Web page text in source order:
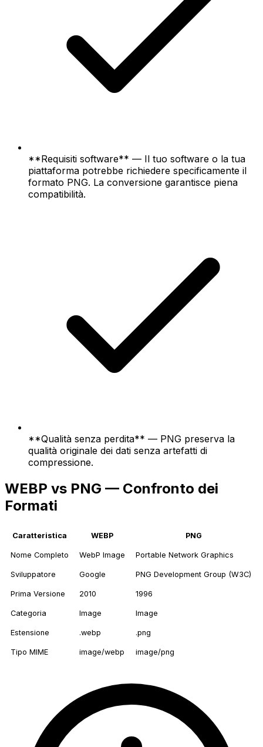
**Requisiti software** — Il tuo software o la tua
piattaforma potrebbe richiedere specificamente il
formato PNG. La conversione garantisce piena
compatibilità.
**Qualità senza perdita** — PNG preserva la
qualità originale dei dati senza artefatti di
compressione.
WEBP vs PNG — Confronto dei
Formati
Caratteristica WEBP PNG
Nome Completo WebP Image Portable Network Graphics
Sviluppatore Google PNG Development Group (W3C)
Prima Versione 2010 1996
Categoria Image Image
Estensione .webp .png
Tipo MIME image/webp image/png